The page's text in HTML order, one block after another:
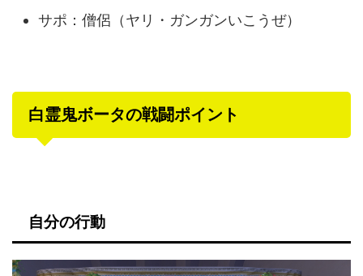
サポ：僧侶（ヤリ・ガンガンいこうぜ）
白霊鬼ボータの戦闘ポイント
自分の行動